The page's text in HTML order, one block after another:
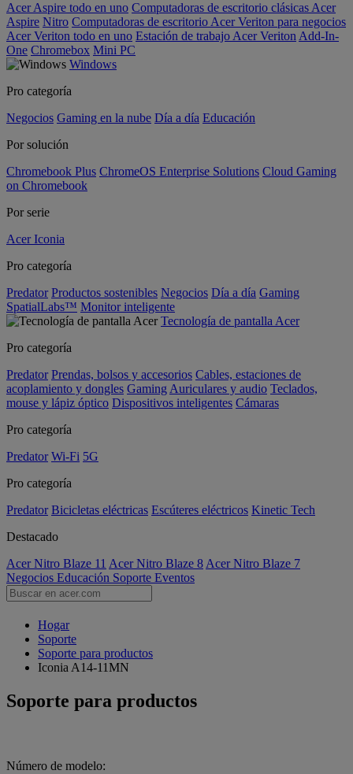
Acer Aspire todo en uno Computadoras de escritorio clásicas Acer
Aspire Nitro Computadoras de escritorio Acer Veriton para negocios
Acer Veriton todo en uno Estación de trabajo Acer Veriton Add-In-
One Chromebox Mini PC
Windows
Pro categoría
Negocios Gaming en la nube Día a día Educación
Por solución
Chromebook Plus ChromeOS Enterprise Solutions Cloud Gaming
on Chromebook
Por serie
Acer Iconia
Pro categoría
Predator Productos sostenibles Negocios Día a día Gaming
SpatialLabs™ Monitor inteligente
Tecnología de pantalla Acer
Pro categoría
Predator Prendas, bolsos y accesorios Cables, estaciones de
acoplamiento y dongles Gaming Auriculares y audio Teclados,
mouse y lápiz óptico Dispositivos inteligentes Cámaras
Pro categoría
Predator Wi-Fi 5G
Pro categoría
Predator Bicicletas eléctricas Escúteres eléctricos Kinetic Tech
Destacado
Acer Nitro Blaze 11 Acer Nitro Blaze 8 Acer Nitro Blaze 7
Negocios Educación Soporte Eventos
Hogar
Soporte
Soporte para productos
Iconia A14-11MN
Soporte para productos
Número de modelo: